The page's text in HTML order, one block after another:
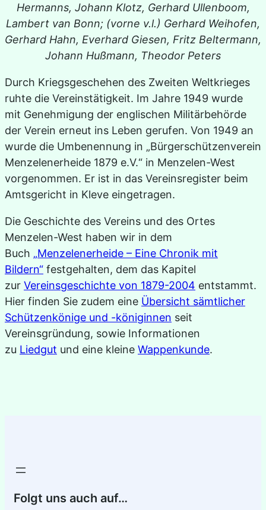
Hermanns, Johann Klotz, Gerhard Ullenboom,
Lambert van Bonn; (vorne v.l.) Gerhard Weihofen,
Gerhard Hahn, Everhard Giesen, Fritz Beltermann,
Johann Hußmann, Theodor Peters
Durch Kriegsgeschehen des Zweiten Weltkrieges
ruhte die Vereinstätigkeit. Im Jahre 1949 wurde
mit Genehmigung der englischen Militärbehörde
der Verein erneut ins Leben gerufen. Von 1949 an
wurde die Umbenennung in „Bürgerschützenverein
Menzelenerheide 1879 e.V.“ in Menzelen-West
vorgenommen. Er ist in das Vereinsregister beim
Amtsgericht in Kleve eingetragen.
Die Geschichte des Vereins und des Ortes
Menzelen-West haben wir in dem
Buch „Menzelenerheide – Eine Chronik mit
Bildern“ festgehalten, dem das Kapitel
zur Vereinsgeschichte von 1879-2004 entstammt.
Hier finden Sie zudem eine Übersicht sämtlicher
Schützenkönige und -königinnen seit
Vereinsgründung, sowie Informationen
zu Liedgut und eine kleine Wappenkunde.
Folgt uns auch auf…